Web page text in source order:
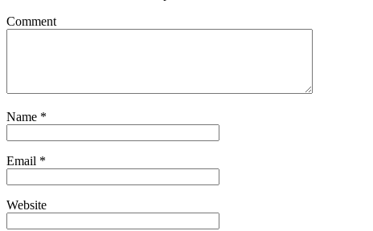
Comment
Name *
Email *
Website